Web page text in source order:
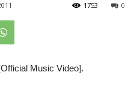
0
1753
Music Video].